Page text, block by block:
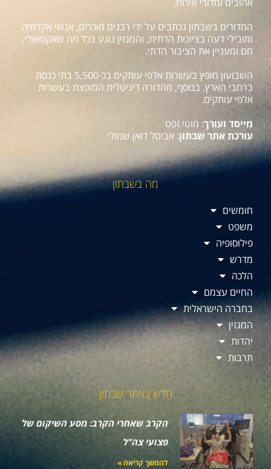
המדורים בשבתון נכתבים על ידי רבנים מוכרים, אנשי אקדמיה
ומובילי דעה בציונות הדתית, והמגזין נוגע בכל מה שאקטואלי,
חם ומעניין את הציבור הדתי.
השבועון מופץ בעשרות אלפי עותקים בכ-5,500 בתי כנסת
ברחבי הארץ. בנוסף, מהדורה דיגיטלית המופצת בעשרות
אלפי עותקים.
מייסד ועורך: מוטי זפט
עורכת אתר שבתון: אביטל דואן שמולי
מה בשבתון
חומשים
משפט
פילוסופיה
מדרש
הלכה
החיים עצמם
בחברה הישראלית
המגזין
יהדות
תרבות
חדש באתר שבתון
הקרב שאחרי הקרב: מסע השיקום של
פצועי צה"ל
להמשך קריאה »